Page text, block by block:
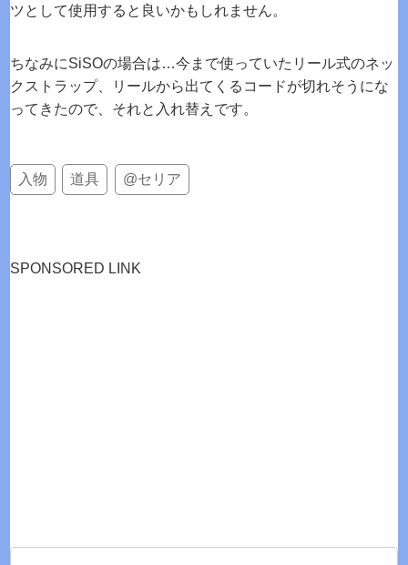
ツとして使用すると良いかもしれません。
ちなみにSiSOの場合は…今まで使っていたリール式のネッ
クストラップ、リールから出てくるコードが切れそうにな
ってきたので、それと入れ替えです。
入物 道具 @セリア
SPONSORED LINK